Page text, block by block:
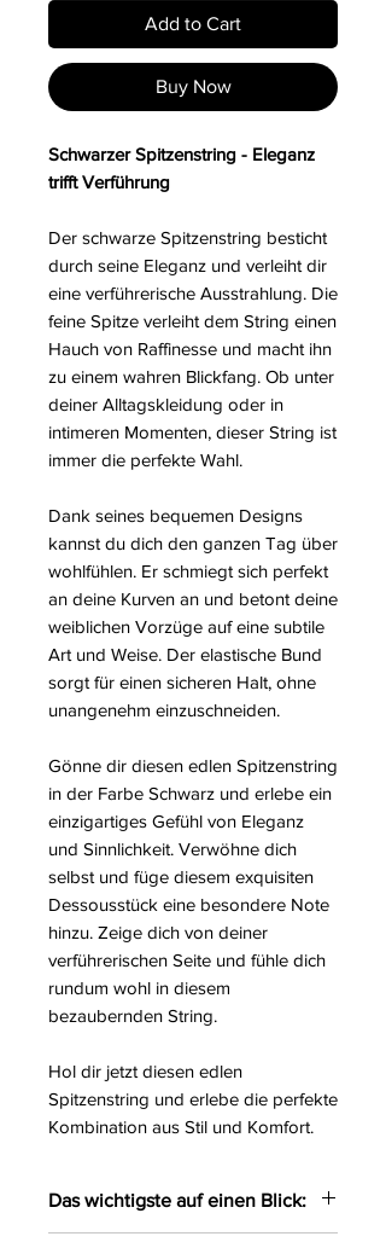
Add to Cart
Buy Now
Schwarzer Spitzenstring - Eleganz
trifft Verführung
Der schwarze Spitzenstring besticht
durch seine Eleganz und verleiht dir
eine verführerische Ausstrahlung. Die
feine Spitze verleiht dem String einen
Hauch von Raffinesse und macht ihn
zu einem wahren Blickfang. Ob unter
deiner Alltagskleidung oder in
intimeren Momenten, dieser String ist
immer die perfekte Wahl.
Dank seines bequemen Designs
kannst du dich den ganzen Tag über
wohlfühlen. Er schmiegt sich perfekt
an deine Kurven an und betont deine
weiblichen Vorzüge auf eine subtile
Art und Weise. Der elastische Bund
sorgt für einen sicheren Halt, ohne
unangenehm einzuschneiden.
Gönne dir diesen edlen Spitzenstring
in der Farbe Schwarz und erlebe ein
einzigartiges Gefühl von Eleganz
und Sinnlichkeit. Verwöhne dich
selbst und füge diesem exquisiten
Dessousstück eine besondere Note
hinzu. Zeige dich von deiner
verführerischen Seite und fühle dich
rundum wohl in diesem
bezaubernden String.
Hol dir jetzt diesen edlen
Spitzenstring und erlebe die perfekte
Kombination aus Stil und Komfort.
Das wichtigste auf einen Blick: